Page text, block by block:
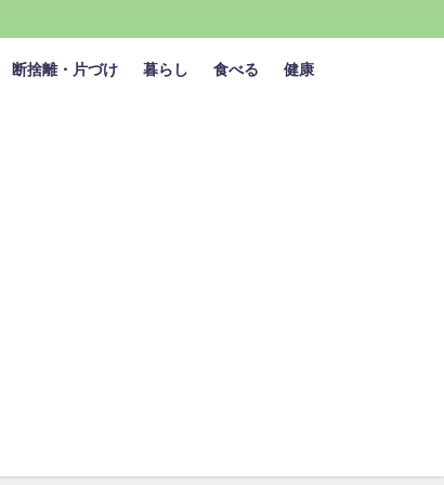
断捨離・片づけ 暮らし 食べる 健康